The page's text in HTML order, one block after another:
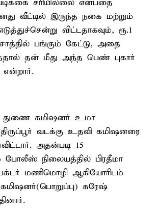
சரியில்லை என்பதை
வீட்டில் இருந்த நகை மற்றும்
விட்டதாகவும், ரூ.1
பங்கும் கேட்டு, அதை
தன் மீது அந்த பெண் புகார்
என்றார்.
கமிஷனர் உமா
வடக்கு உதவி கமிஷனரை
அதன்படி 15
நிலையத்தில் பிரதீமா
மணிமொழி ஆகியோரிடம்
சுரேஷ்